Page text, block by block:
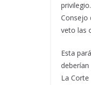
Consejo
veto las
Esta
La